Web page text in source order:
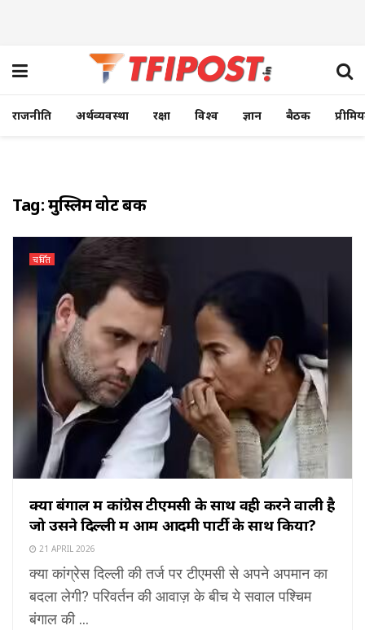
राजनीति अर्थव्यवस्था रक्षा विश्व ज्ञान बैठक
Tag:मुस्लिम वोट बैंक
चर्चित
क्या बंगाल में कांग्रेस टीएमसी के साथ वही करने वाली है
जो उसने दिल्ली में आम आदमी पार्टी के साथ किया?
21 APRIL 2026
क्या कांग्रेस दिल्ली की तर्ज पर टीएमसी से अपने अपमान का
बदला लेगी? परिवर्तन की आवाज़ के बीच ये सवाल पश्चिम
बंगाल की ...